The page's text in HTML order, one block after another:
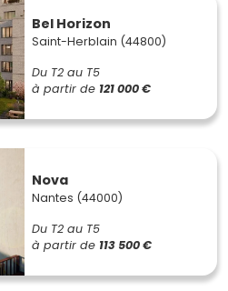
Bel Horizon
Saint-Herblain (44800)
Du T2 au T5
à partir de 121 000 €
Nova
Nantes (44000)
Du T2 au T5
à partir de 113 500 €